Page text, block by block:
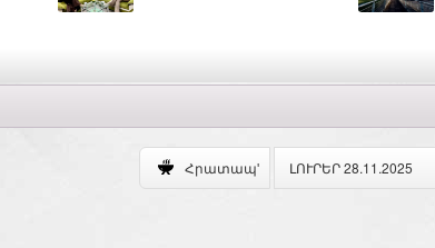
Հրատապ' ԼՈՒՐԵՐ 28.11.2025